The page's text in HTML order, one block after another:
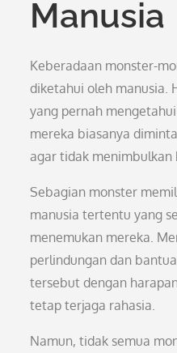
Manusia
Keberadaan monster-
diketahui oleh manusia.
yang pernah
mereka biasanya
agar tidak menimbulkan
Sebagian monster
manusia tertentu yang
menemukan mereka.
perlindungan dan
tersebut dengan
tetap terjaga rahasia.
Namun, tidak semua